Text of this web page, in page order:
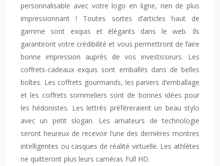
personnalisable avec votre logo en ligne, rien de plus
impressionnant ! Toutes sortes d’articles haut de
gamme sont exquis et élégants dans le web. Ils
garantiront votre crédibilité et vous permettront de faire
bonne impression auprès de vos investisseurs. Les
coffrets-cadeaux exquis sont emballés dans de belles
boîtes. Les coffrets gourmands, les paniers d’emballage
et les coffrets sommeliers sont de bonnes idées pour
les hédonistes. Les lettrés préféreraient un beau stylo
avec un petit slogan. Les amateurs de technologie
seront heureux de recevoir l’une des dernières montres
intelligentes ou casques de réalité virtuelle. Les athlètes
ne quitteront plus leurs caméras Full HD.